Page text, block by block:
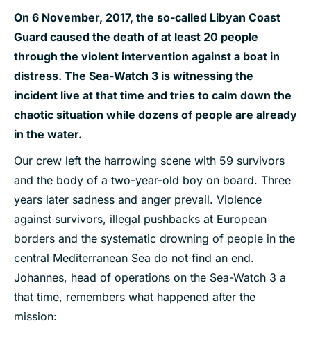
On 6 November, 2017, the so-called Libyan Coast
Guard caused the death of at least 20 people
through the violent intervention against a boat in
distress. The Sea-Watch 3 is witnessing the
incident live at that time and tries to calm down the
chaotic situation while dozens of people are already
in the water.
Our crew left the harrowing scene with 59 survivors
and the body of a two-year-old boy on board. Three
years later sadness and anger prevail. Violence
against survivors, illegal pushbacks at European
borders and the systematic drowning of people in the
central Mediterranean Sea do not find an end.
Johannes, head of operations on the Sea-Watch 3 a
that time, remembers what happened after the
mission: